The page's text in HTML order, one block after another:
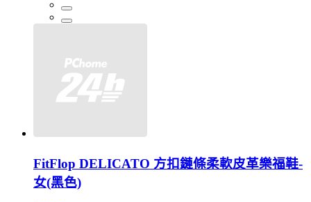
FitFlop DELICATO 方扣鏈條柔軟皮革樂福鞋-
女(黑色)